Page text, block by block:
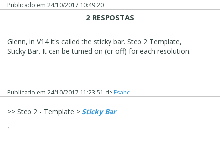
Publicado em 24/10/2017 10:49:20
2 RESPOSTAS
Glenn, in V14 it's called the sticky bar. Step 2 Template,
Sticky Bar. It can be turned on (or off) for each resolution.
Publicado em 24/10/2017 11:23:51 de Esahc ..
>> Step 2 - Template > Sticky Bar
.